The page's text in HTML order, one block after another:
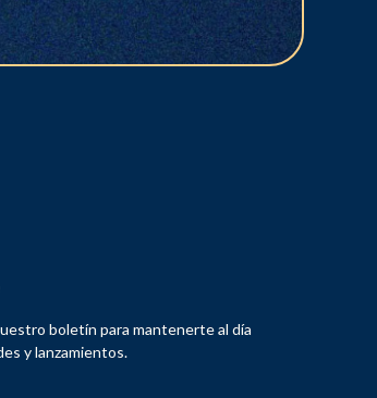
boletín para mantenerte al día
y lanzamientos.